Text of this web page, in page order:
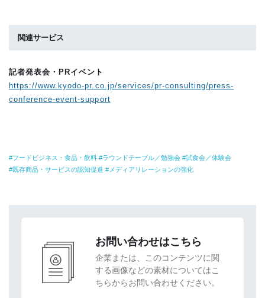
関連サービス
記者発表会・PRイベント
https://www.kyodo-pr.co.jp/services/pr-consulting/press-
conference-event-support
フードビジネス・食品・飲料 ラウンドテーブル／勉強会
試食会／体験会
既存商品・サービスの認知促進
メディアリレーションの強化
お問い合わせはこちら
企業または、このコンテンツに関
する画像などの素材についてはこ
ちらからお問い合わせください。